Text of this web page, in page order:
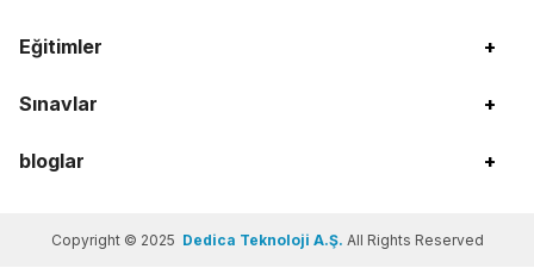
Eğitimler +
Sınavlar +
bloglar +
Copyright © 2025 Dedica Teknoloji A.Ş. All Rights Reserved